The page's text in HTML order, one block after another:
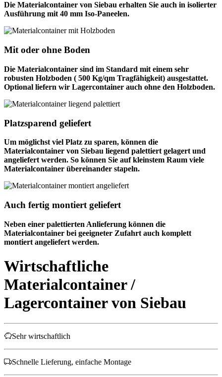
Die Materialcontainer von Siebau erhalten Sie auch in isolierter
Ausführung mit 40 mm Iso-Paneelen.
Mit oder ohne Boden
Die Materialcontainer sind im Standard mit einem sehr
robusten Holzboden ( 500 Kg/qm Tragfähigkeit) ausgestattet.
Optional liefern wir Lagercontainer auch ohne den Holzboden.
Platzsparend geliefert
Um möglichst viel Platz zu sparen, können die
Materialcontainer von Siebau liegend palettiert gelagert und
angeliefert werden. So können Sie auf kleinstem Raum viele
Materialcontainer übereinander stapeln.
Auch fertig montiert geliefert
Neben einer palettierten Anlieferung können die
Materialcontainer bei geeigneter Zufahrt auch komplett
montiert angeliefert werden.
Wirtschaftliche
Materialcontainer /
Lagercontainer von Siebau
Sehr wirtschaftlich
Schnelle Lieferung, einfache Montage